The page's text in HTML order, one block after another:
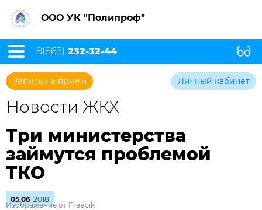
ООО УК "Полипроф"
8(863) 232-32-44
Запись на прием Личный кабинет
Новости ЖКХ
Три министерства
займутся проблемой
ТКО
05.06 2018
Изображение от Freepik